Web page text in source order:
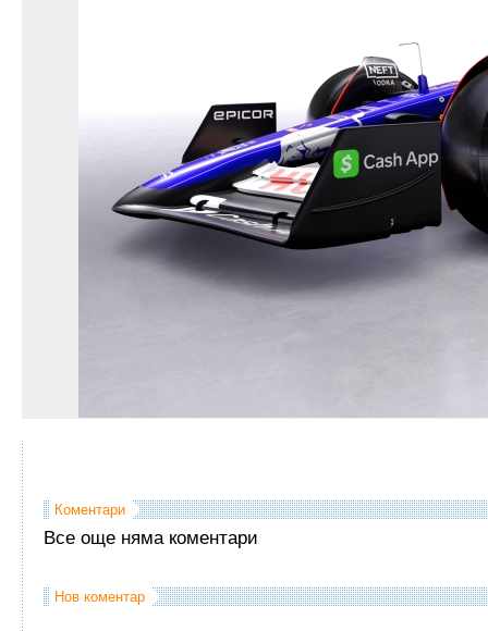
Коментари
Все още няма коментари
Нов коментар